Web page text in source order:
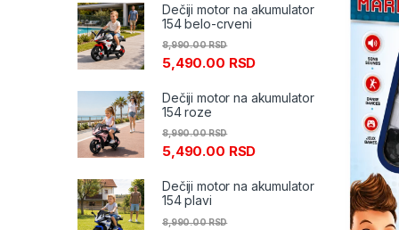
Dečiji motor na akumulator
154 belo-crveni
5,490.00 RSD
8,990.00RSD
Dečiji motor na akumulator
154 roze
5,490.00 RSD
8,990.00RSD
Dečiji motor na akumulator
154 plavi
8,990.00RSD